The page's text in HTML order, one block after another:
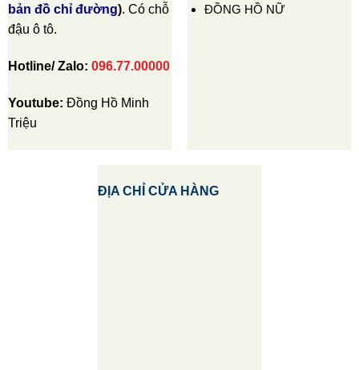
bản đồ chỉ đường). Có chỗ
đậu ô tô.
Hotline/ Zalo: 096.77.00000
Youtube: Đồng Hồ Minh
Triệu
ĐỒNG HỒ NỮ
ĐỊA CHỈ CỬA HÀNG